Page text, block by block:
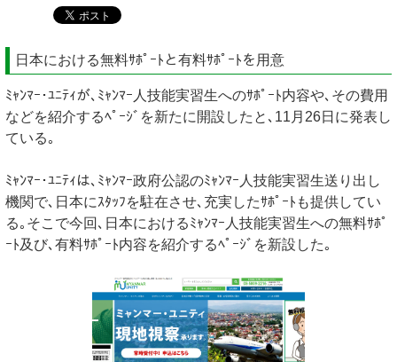
日本における無料ｻﾎﾟｰﾄと有料ｻﾎﾟｰﾄを用意
ﾐｬﾝﾏｰ･ﾕﾆﾃｨが､ﾐｬﾝﾏｰ人技能実習生へのｻﾎﾟｰﾄ内容や､その費用
などを紹介するﾍﾟｰｼﾞを新たに開設したと､11月26日に発表し
ている｡
ﾐｬﾝﾏｰ･ﾕﾆﾃｨは､ﾐｬﾝﾏｰ政府公認のﾐｬﾝﾏｰ人技能実習生送り出し
機関で､日本にｽﾀｯﾌを駐在させ､充実したｻﾎﾟｰﾄも提供してい
る｡そこで今回､日本におけるﾐｬﾝﾏｰ人技能実習生への無料ｻﾎﾟ
ｰﾄ及び､有料ｻﾎﾟｰﾄ内容を紹介するﾍﾟｰｼﾞを新設した｡